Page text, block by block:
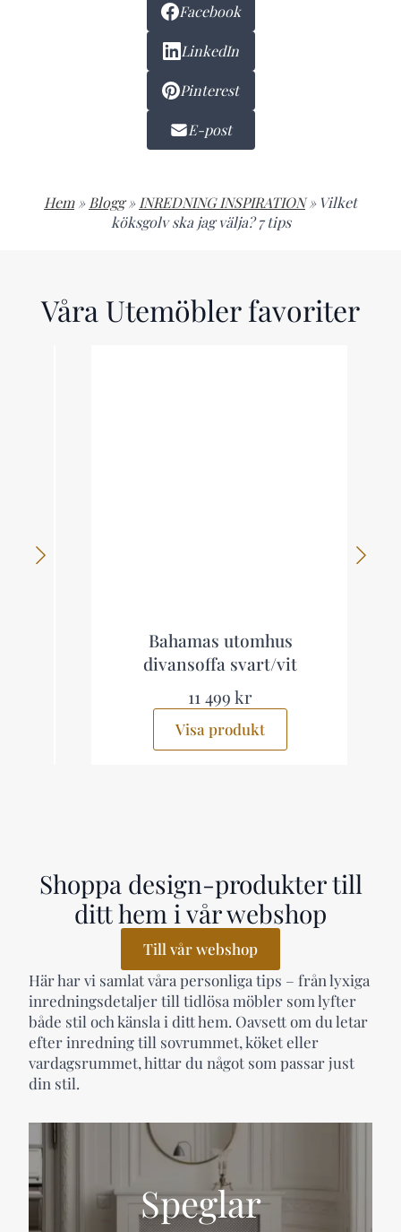
Facebook
LinkedIn
Pinterest
E-post
Hem » Blogg » INREDNING INSPIRATION » Vilket
köksgolv ska jag välja? 7 tips
Våra Utemöbler favoriter
Bahamas utomhus
divansoffa svart/vit
11 499 kr
Visa produkt
Speglar
Shoppa design-produkter till
ditt hem i vår webshop
Till vår webshop
Här har vi samlat våra personliga tips – från lyxiga
inredningsdetaljer till tidlösa möbler som lyfter
både stil och känsla i ditt hem. Oavsett om du letar
efter inredning till sovrummet, köket eller
vardagsrummet, hittar du något som passar just
din stil.